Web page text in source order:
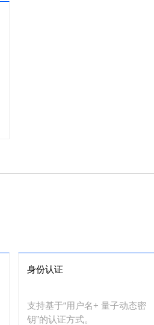
身份认证
支持基于“用户名+ 量子动态密
钥”的认证方式。